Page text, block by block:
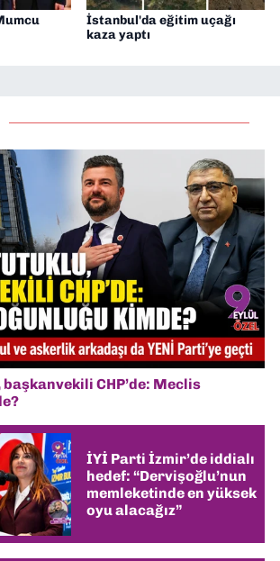
İstanbul'da eğitim uçağı
kaza yaptı
CHP’de: Meclis
İYİ Parti İzmir’de iddialı
hedef: “Dervişoğlu’nun
memleketinde en yüksek
oyu alacağız”